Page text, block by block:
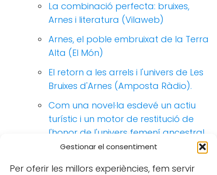
Gestionar el consentiment
Per oferir les millors experiències, fem servir
La combinació perfecta: bruixes,
Arnes i literatura (Vilaweb)
Arnes, el poble embruixat de la Terra
Alta (El Món)
El retorn a les arrels i l'univers de Les
Bruixes d'Arnes (Amposta Ràdio).
Com una novel·la esdevé un actiu
turístic i un motor de restitució de
l'honor de l'univers femení ancestral
connectat a la terra: el cas d'Arnes